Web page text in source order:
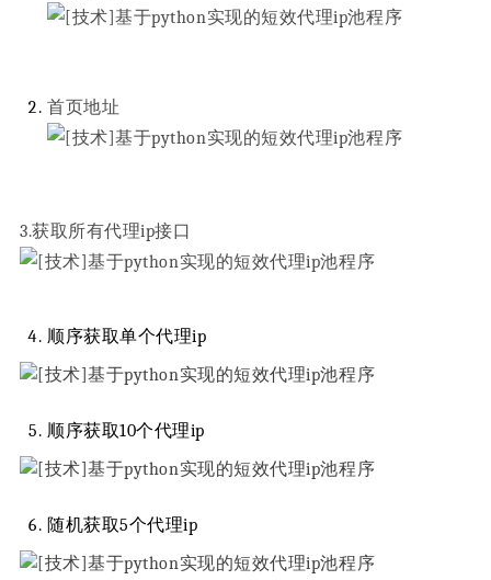
首页地址
3.获取所有代理ip接口
顺序获取单个代理ip
顺序获取10个代理ip
随机获取5个代理ip